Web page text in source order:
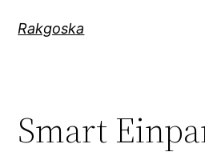
InhaltRakgoska
Smart